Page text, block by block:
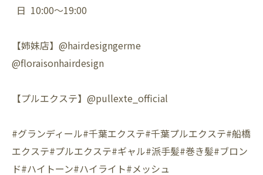
日 10:00〜19:00
【姉妹店】@hairdesigngerme
@floraisonhairdesign
【プルエクステ】@pullexte_official
#グランディール#千葉エクステ#千葉プルエクステ#船橋
エクステ#プルエクステ#ギャル#派手髪#巻き髪#ブロン
ド#ハイトーン#ハイライト#メッシュ